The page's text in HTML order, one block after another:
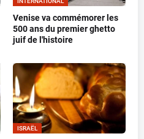
Venise va commémorer les
500 ans du premier ghetto
juif de l'histoire
ISRAËL